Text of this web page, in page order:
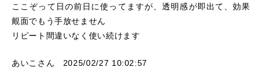
ここぞって日の前日に使ってますが、透明感が即出て、効果
覿面でもう手放せません
リピート間違いなく使い続けます
あいこさん 2025/02/27 10:02:57